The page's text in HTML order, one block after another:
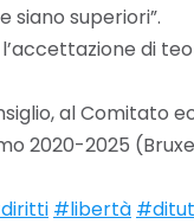
siano superiori”.
di
al Comitato
2020-2025
#libertà